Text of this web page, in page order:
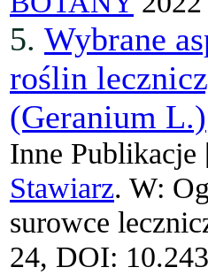
5. Wybrane
roślin
(Geranium L.)
Inne Publikacje
Stawiarz. W:
surowce
24, DOI: